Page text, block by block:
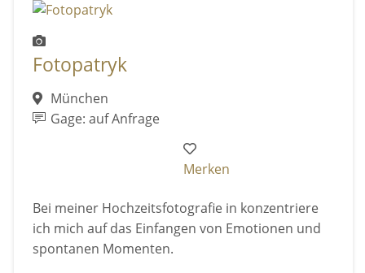
Fotopatryk
München
Gage: auf Anfrage
Merken
Bei meiner Hochzeitsfotografie in konzentriere
ich mich auf das Einfangen von Emotionen und
spontanen Momenten.